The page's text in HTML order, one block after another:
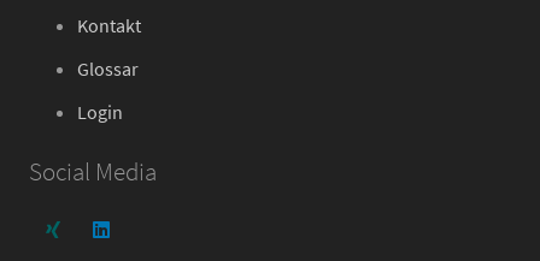
Kontakt
Glossar
Login
Social Media